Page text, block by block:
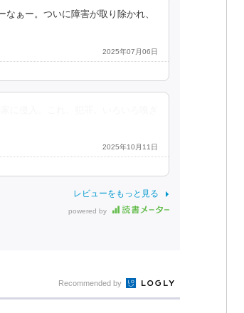
ぁー。ついに障害が取り除かれ、
2025年07月06日
2025年10月11日
レビューをもっと見る
powered by
Recommended by